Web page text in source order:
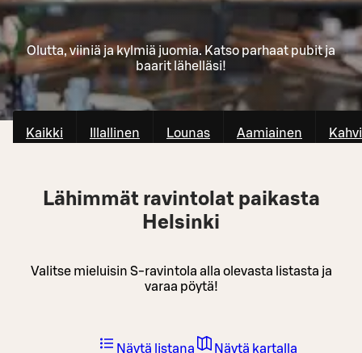
Olutta, viiniä ja kylmiä juomia. Katso parhaat pubit ja
baarit lähelläsi!
Kaikki Illallinen Lounas Aamiainen
Lähimmät ravintolat paikasta
Helsinki
Valitse mieluisin S-ravintola alla olevasta listasta ja
varaa pöytä!
Näytä listana Näytä kartalla